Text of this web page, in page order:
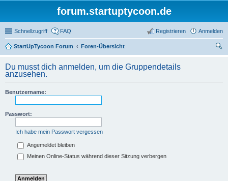
forum.startuptycoon.de
Schnellzugriff FAQ Anmelden
Registrieren
StartUpTycoon Forum
Foren-Übersicht
Du musst dich anmelden, um die Gruppendetails
anzusehen.
Benutzername:
Passwort:
Ich habe mein Passwort vergessen
Angemeldet bleiben
Meinen Online-Status während dieser Sitzung verbergen